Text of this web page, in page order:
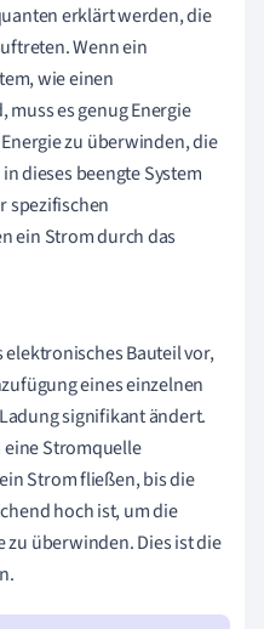
erklärt werden, die
Wenn ein
wie einen
es genug Energie
zu überwinden, die
dieses beengte System
spezifischen
ein Strom durch das
elektronisches Bauteil vor,
eines einzelnen
signifikant ändert.
eine Stromquelle
Strom fließen, bis die
hoch ist, um die
überwinden. Dies ist die